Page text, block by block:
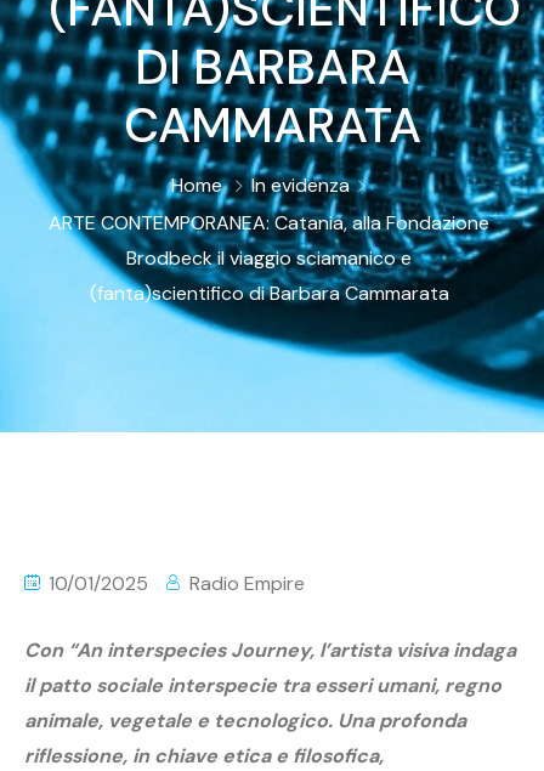
DI BARBARA
CAMMARATA
Home
In evidenza
ARTE CONTEMPORANEA: Catania, alla Fondazione
Brodbeck il viaggio sciamanico e
(fanta)scientifico di Barbara Cammarata
10/01/2025 Radio Empire
Con “An interspecies Journey, l’artista visiva indaga
il patto sociale interspecie tra esseri umani, regno
animale, vegetale e tecnologico. Una profonda
riflessione, in chiave etica e filosofica,